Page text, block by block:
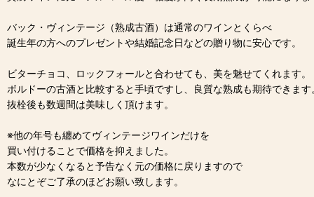
バック・ヴィンテージ（熟成古酒）は通常のワインとくらべ
誕生年の方へのプレゼントや結婚記念日などの贈り物に安心です。
ビターチョコ、ロックフォールと合わせても、美を魅せてくれます。
ボルドーの古酒と比較すると手頃ですし、良質な熟成も期待できます
抜栓後も数週間は美味しく頂けます。
※他の年号も纏めてヴィンテージワインだけを
買い付けることで価格を抑えました。
本数が少なくなると予告なく元の価格に戻りますので
なにとぞご了承のほどお願い致します。